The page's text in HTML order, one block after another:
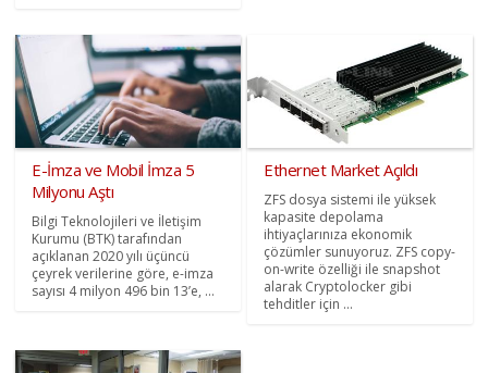
E-İmza ve Mobil İmza 5
Milyonu Aştı
Bilgi Teknolojileri ve İletişim
Kurumu (BTK) tarafından
açıklanan 2020 yılı üçüncü
çeyrek verilerine göre, e-imza
sayısı 4 milyon 496 bin 13’e, ...
Ethernet Market Açıldı
ZFS dosya sistemi ile yüksek
kapasite depolama
ihtiyaçlarınıza ekonomik
çözümler sunuyoruz. ZFS copy-
on-write özelliği ile snapshot
alarak Cryptolocker gibi
tehditler için ...